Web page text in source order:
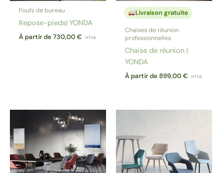
Poufs de bureau
Repose-pieds| YONDA
À partir de730,00€ HTVA
Livraison gratuite
Chaises de réunion
professionnelles
Chaise de réunion |
YONDA
À partir de899,00€ HTVA